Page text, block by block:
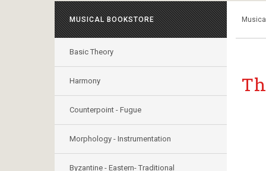
MUSICAL BOOKSTORE
Basic Theory
Harmony
Counterpoint - Fugue
Morphology - Instrumentation
Byzantine - Eastern- Traditional